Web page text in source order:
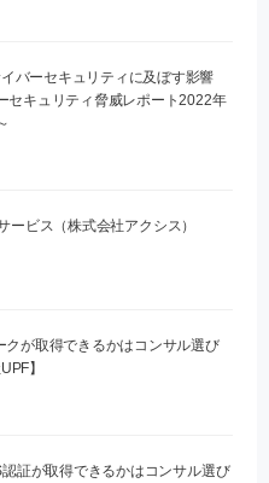
バーセキュリティに及ぼす影響
セキュリティ脅威レポート2022年
ービス（株式会社アクシス）
クが取得できるかはコンサル選び
】
証が取得できるかはコンサル選び